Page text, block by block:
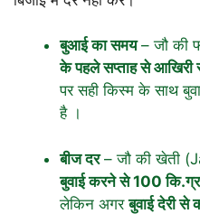
बुआई का समय– जौ की
के पहले सप्ताह से आखिरी
पर सही किस्म के साथ
है ।
बीज दर– जौ की खेती
बुवाई करने से 100
लेकिन अगरबुवाई देरी से